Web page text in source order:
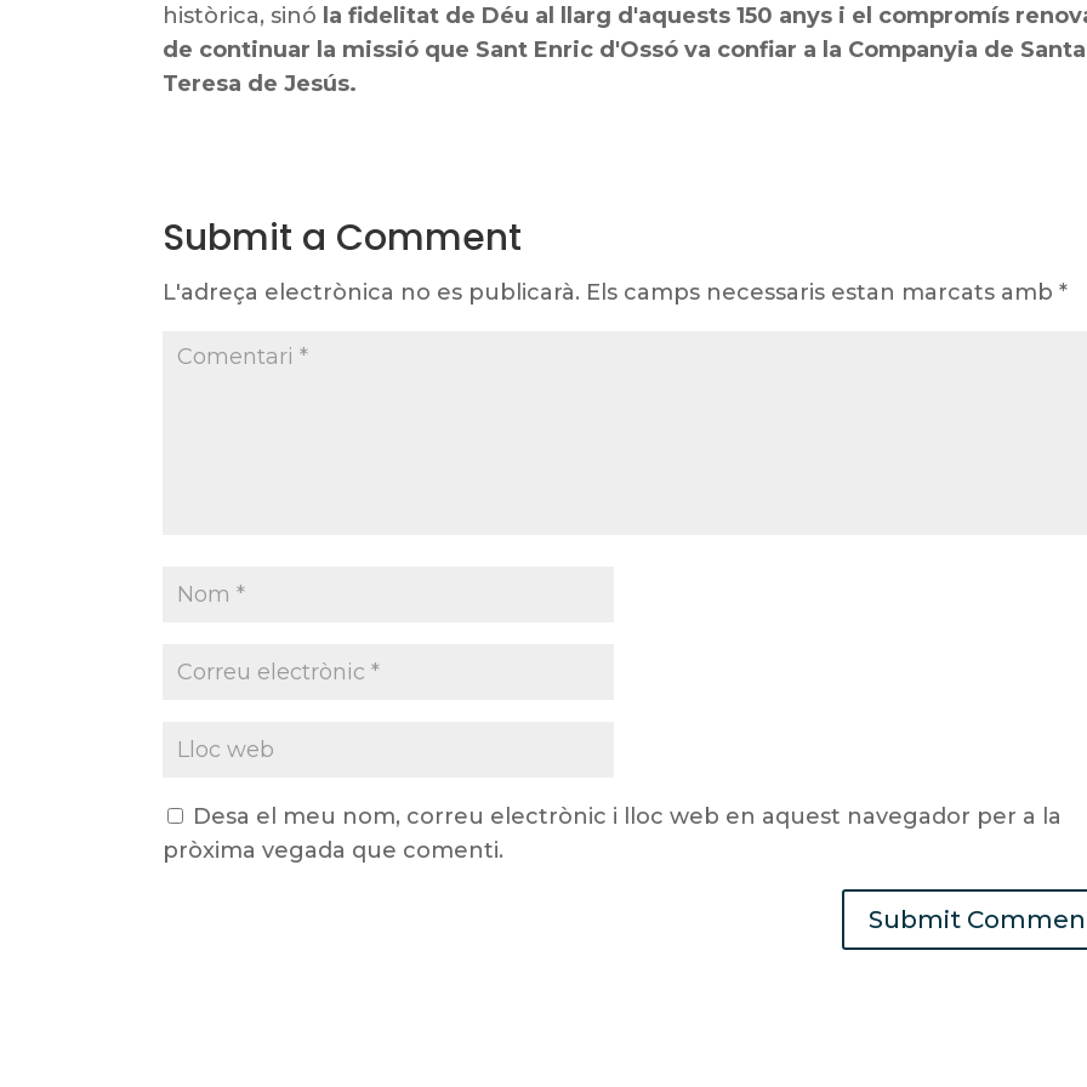
històrica, sinó la fidelitat de Déu al llarg d'aquests 150 anys i el compromís
de continuar la missió que Sant Enric d'Ossó va confiar a la Companyia de Santa
Teresa de Jesús.
Submit a Comment
L'adreça electrònica no es publicarà. Els camps necessaris estan marcats amb*
Desa el meu nom, correu electrònic i lloc web en aquest navegador per a la
pròxima vegada que comenti.